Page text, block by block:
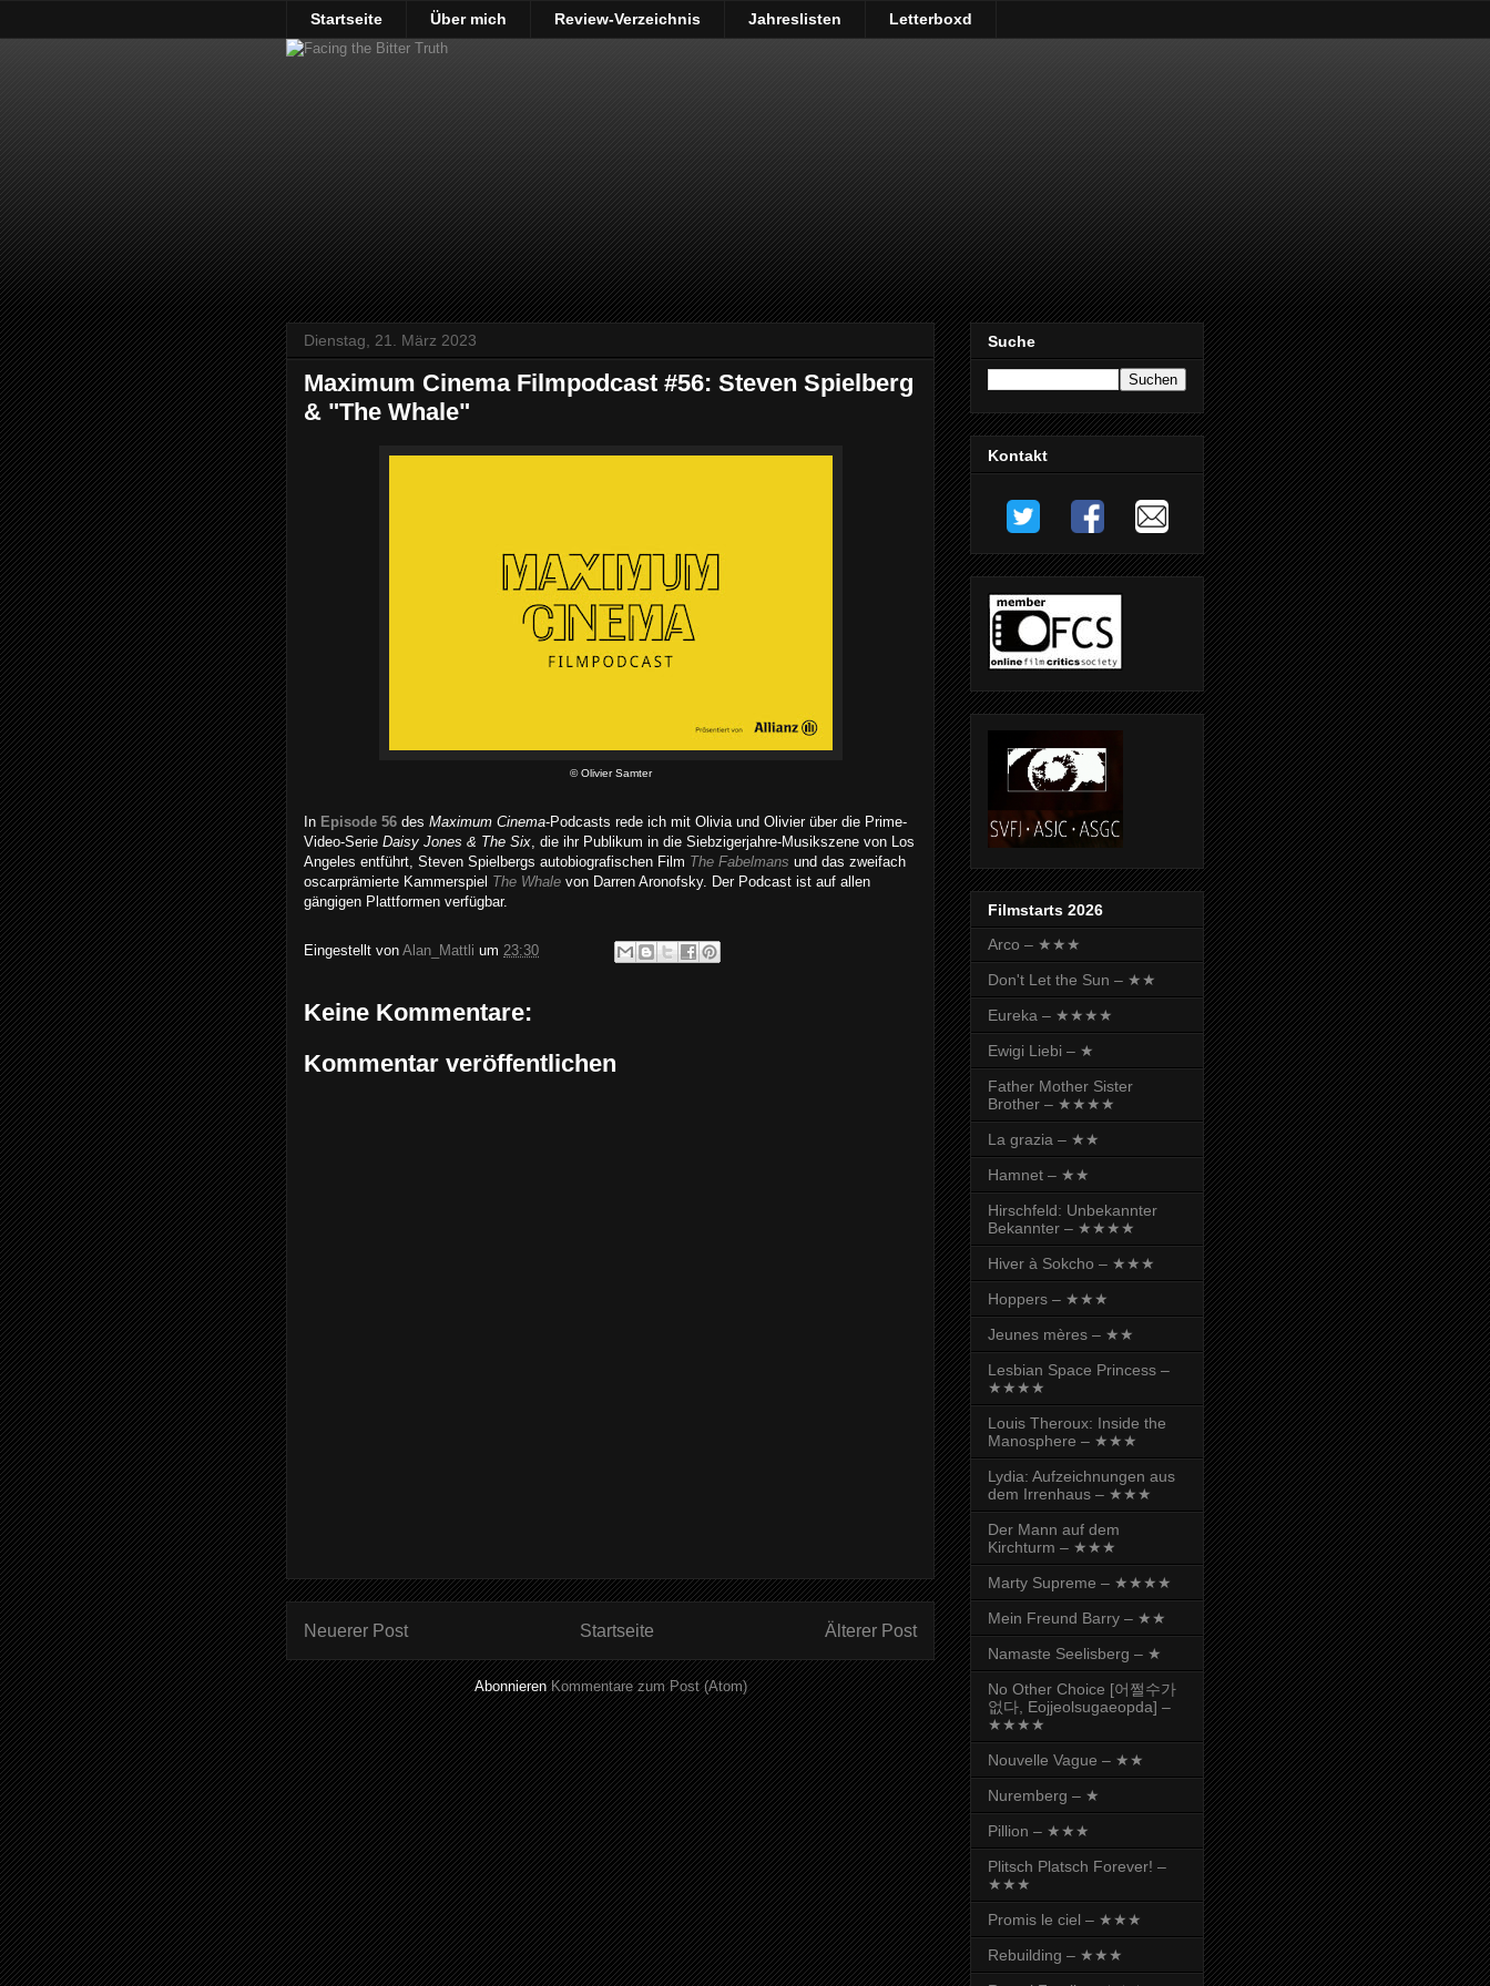
Startseite Über mich Review-Verzeichnis Jahreslisten Letterboxd
Dienstag, 21. März 2023
Maximum Cinema Filmpodcast #56: Steven Spielberg
& "The Whale"
© Olivier Samter
In Episode 56 des Maximum Cinema-Podcasts rede ich mit Olivia und Olivier über die Prime-
Video-Serie Daisy Jones & The Six, die ihr Publikum in die Siebzigerjahre-Musikszene von Los
Angeles entführt, Steven Spielbergs autobiografischen Film The Fabelmans und das zweifach
oscarprämierte Kammerspiel The Whale von Darren Aronofsky. Der Podcast ist auf allen
gängigen Plattformen verfügbar.
Eingestellt von Alan_Mattli um 23:30
Keine Kommentare:
Kommentar veröffentlichen
Neuerer Post Älterer Post
Startseite
AbonnierenKommentare zum Post (Atom)
Suche
Kontakt
Filmstarts 2026
Arco – ★★★
Don't Let the Sun – ★★
Eureka – ★★★★
Ewigi Liebi – ★
Father Mother Sister
Brother – ★★★★
La grazia – ★★
Hamnet – ★★
Hirschfeld: Unbekannter
Bekannter – ★★★★
Hiver à Sokcho – ★★★
Hoppers – ★★★
Jeunes mères – ★★
Lesbian Space Princess –
★★★★
Louis Theroux: Inside the
Manosphere – ★★★
Lydia: Aufzeichnungen aus
dem Irrenhaus – ★★★
Der Mann auf dem
Kirchturm – ★★★
Marty Supreme – ★★★★
Mein Freund Barry – ★★
Namaste Seelisberg – ★
No Other Choice [어쩔수가
없다, Eojjeolsugaeopda] –
★★★★
Nouvelle Vague – ★★
Nuremberg – ★
Pillion – ★★★
Plitsch Platsch Forever! –
★★★
Promis le ciel – ★★★
Rebuilding – ★★★